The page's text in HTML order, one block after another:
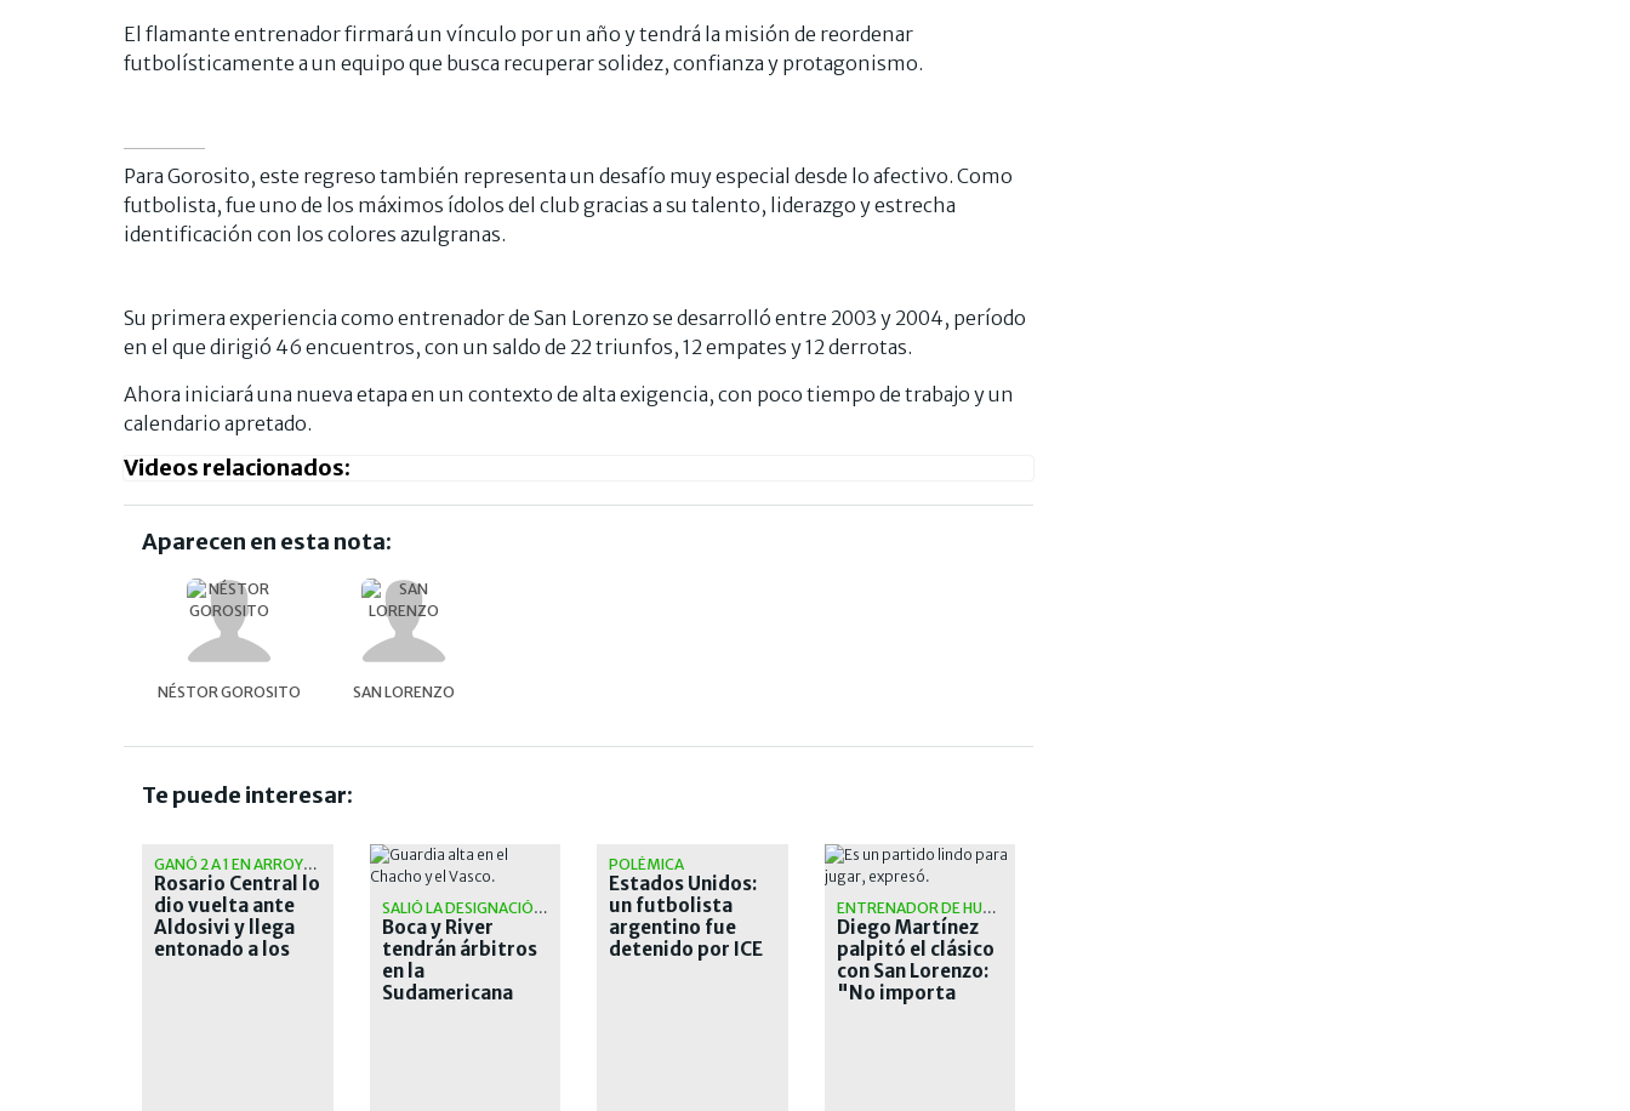
El flamante entrenador firmará un vínculo por un año y tendrá la misión de reordenar
futbolísticamente a un equipo que busca recuperar solidez, confianza y protagonismo.
Para Gorosito, este regreso también representa un desafío muy especial desde lo afectivo. Como
futbolista, fue uno de los máximos ídolos del club gracias a su talento, liderazgo y estrecha
identificación con los colores azulgranas.
Su primera experiencia como entrenador de San Lorenzo se desarrolló entre 2003 y 2004, período
en el que dirigió 46 encuentros, con un saldo de 22 triunfos, 12 empates y 12 derrotas.
Ahora iniciará una nueva etapa en un contexto de alta exigencia, con poco tiempo de trabajo y un
calendario apretado.
Videos relacionados:
Aparecen en esta nota:
NÉSTOR GOROSITO SAN LORENZO
Te puede interesar:
GANÓ 2 A 1 EN ARROYITO
Rosario Central lo
dio vuelta ante
Aldosivi y llega
entonado a los
SALIÓ LA DESIGNACIÓN OFICIAL
Boca y River
tendrán árbitros
en la
Sudamericana
POLÉMICA
Estados Unidos:
un futbolista
argentino fue
detenido por ICE
ENTRENADOR DE HURACÁN
Diego Martínez
palpitó el clásico
con San Lorenzo:
"No importa